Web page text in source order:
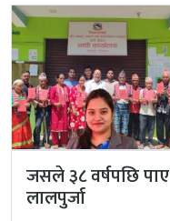
जसले ३८ वर्षपछि पाए
लालपुर्जा